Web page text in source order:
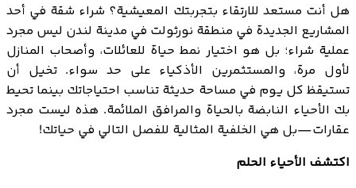
هل أنت مستعد للارتقاء بتجربتك المعيشية؟ شراء شقة في أحد
المشاريع الجديدة في منطقة نورثولت في مدينة لندن ليس مجرد
عملية شراء؛ بل هو اختيار نمط حياة للعائلات، وأصحاب المنازل
لأول مرة، والمستثمرين الأذكياء على حد سواء. تخيل أن
تستيقظ كل يوم في مساحة حديثة تناسب احتياجاتك بينما تحيط
بك الأحياء النابضة بالحياة والمرافق الملائمة. هذه ليست مجرد
عقارات—بل هي الخلفية المثالية للفصل التالي في حياتك!
اكتشف الأحياء الحلم